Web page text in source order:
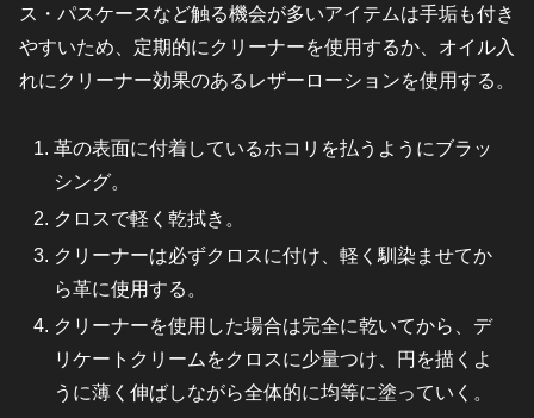
ス・パスケースなど触る機会が多いアイテムは手垢も付き
やすいため、定期的にクリーナーを使用するか、オイル入
れにクリーナー効果のあるレザーローションを使用する。
革の表面に付着しているホコリを払うようにブラッ
シング。
クロスで軽く乾拭き。
クリーナーは必ずクロスに付け、軽く馴染ませてか
ら革に使用する。
クリーナーを使用した場合は完全に乾いてから、デ
リケートクリームをクロスに少量つけ、円を描くよ
うに薄く伸ばしながら全体的に均等に塗っていく。